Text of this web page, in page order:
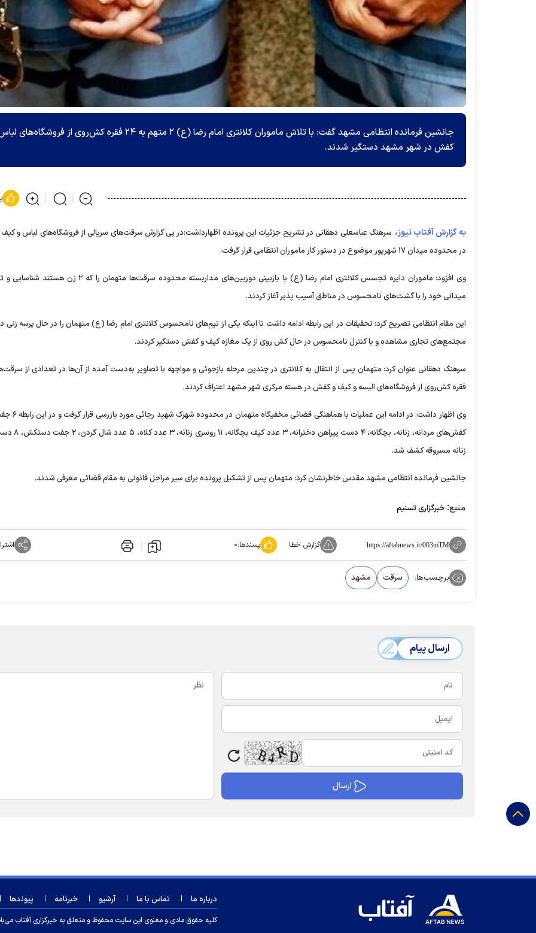
جانشین فرمانده انتظامی مشهد گفت: با تلاش ماموران کلانتری امام رضا (ع) ۲ متهم به ۲۴ فقره کش‌روی از
کفش در شهر مشهد دستگیر شدند.
به گزارش آفتاب نیوز، سرهنگ عباسعلی دهقانی در تشریح جزئیات این پرونده اظهارداشت:در پی گزارش سرقت‌های سریالی از فروشگاه‌های لباس و
در محدوده میدان ۱۷ شهریور موضوع در دستور کار ماموران انتظامی قرار گرفت.
وی افزود: ماموران دایره تجسس کلانتری امام رضا (ع) با بازبینی دوربین‌های مداربسته محدوده سرقت‌ها
میدانی خود را با گشت‌های نامحسوس در مناطق آسیب پذیر آغاز کردند.
این مقام انتظامی تصریح کرد: تحقیقات در این رابطه ادامه داشت تا اینکه یکی از تیم‌های نامحسوس کلانتری امام رضا (ع) متهمان را در حال پرسه زنی
مجتمع‌های تجاری مشاهده و با کنترل نامحسوس در حال کش روی از یک مغازه کیف و کفش دستگیر کردند.
فقره کش‌روی از فروشگاه‌های البسه و کیف و کفش در هسته مرکزی شهر مشهد اعتراف کردند.
وی اظهار داشت: در ادامه این
کفش‌های مردانه، زنانه، بچگانه، ۴ دست
زنانه مسروقه کشف شد.
جانشین فرمانده انتظامی مشهد مقدس خاطرنشان کرد: متهمان پس از تشکیل پرونده برای سیر مراحل قانونی به مقام قضائی معرفی شدند.
منبع: خبرگزاری تسنیم
https://aftabnews.ir/003mTM گزارش خطا پسندها:۰
برچسب‌ها: سرقت مشهد
ارسال پیام
درباره ما تماس با ما آرشیو خبرنامه پیوندها
کلیه حقوق مادی و معنوی این سایت محفوظ و متعلق به خبرگزاری آفتاب